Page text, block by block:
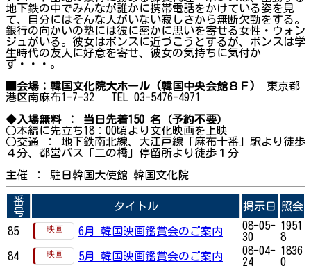
地下鉄の中でみんなが誰かに携帯電話をかけている姿を見
て、自分にはそんな人がいない寂しさから無断欠勤をする。
銀行の向かいの塾には彼に密かに思いを寄せる女性・ウォン
ジュがいる。彼女はボンスに近づこうとするが、ボンスは学
生時代の友人に好意を寄せ、彼女の気持ちに気付か
ず・・・。
■会場：韓国文化院大ホール (韓国中央会館８Ｆ)
東京都
港区南麻布1-7-32 TEL 03-5476-4971
◆入場無料 ： 当日先着150 名（予約不要）
○本編に先立ち18：00頃より文化映画を上映
○交通 ： 地下鉄南北線、大江戸線「麻布十番」駅より徒歩
４分、都営バス「二の橋」停留所より徒歩１分
主催 ： 駐日韓国大使館 韓国文化院
番
号
タイトル 掲示日 照会
85 6月 韓国映画鑑賞会のご案内
08-05-
30
1951
8
84
5月 韓国映画鑑賞会のご案内
08-04-
24
1836
0